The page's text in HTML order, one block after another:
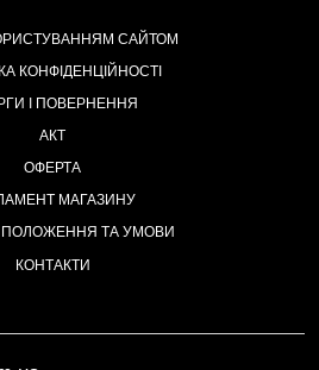
САЙТОМ
КОНФІДЕНЦІЙНОСТІ
І ПОВЕРНЕННЯ
АКТ
ОФЕРТА
МАГАЗИНУ
ПОЛОЖЕННЯ ТА УМОВИ
КОНТАКТИ